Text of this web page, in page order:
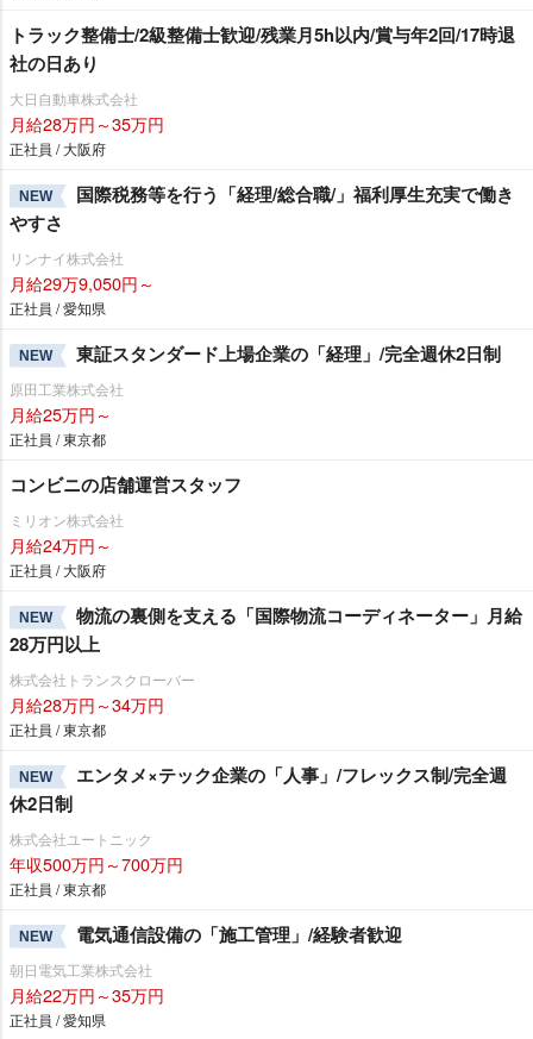
トラック整備士/2級整備士歓迎/残業月5h以内/賞与年2回/17時退
社の日あり
大日自動車株式会社
月給28万円～35万円
正社員 / 大阪府
NEW
国際税務等を行う「経理/総合職/」福利厚生充実で働き
すさ
リンナイ株式会社
月給29万9,050円～
正社員 / 愛知県
NEW 東証スタンダード上場企業の「経理」/完全週休2日制
原田工業株式会社
月給25万円～
正社員 / 東京都
コンビニの店舗運営スタッフ
ミリオン株式会社
月給24万円～
正社員 / 大阪府
NEW
物流の裏側を支える「国際物流コーディネーター」月給
28万円以上
株式会社トランスクローバー
月給28万円～34万円
正社員 / 東京都
NEW
エンタメ×テック企業の「人事」/フレックス制/完全週
休2日制
株式会社ユートニック
年収500万円～700万円
正社員 / 東京都
NEW 電気通信設備の「施工管理」/経験者歓迎
朝日電気工業株式会社
月給22万円～35万円
正社員 / 愛知県